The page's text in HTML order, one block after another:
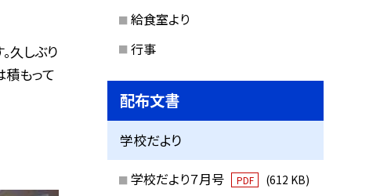
久しぶり
積もって
給食室より
行事
配布文書
学校だより
学校だより７月号 PDF (612 KB)